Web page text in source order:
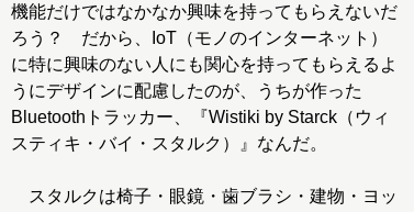
機能だけではなかなか興味を持ってもらえないだ
ろう？ だから、IoT（モノのインターネット）
に特に興味のない人にも関心を持ってもらえるよ
うにデザインに配慮したのが、うちが作った
Bluetoothトラッカー、『Wistiki by Starck（ウィ
スティキ・バイ・スタルク）』なんだ。
スタルクは椅子・眼鏡・歯ブラシ・建物・ヨッ